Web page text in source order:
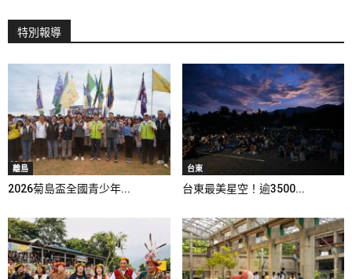
特別報導
離島
2026菊島盃全國青少年...
台東
台東最美星空！逾3500...